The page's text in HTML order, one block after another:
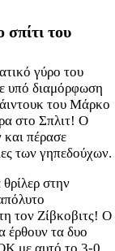
σπίτι του
γύρο του
υπό διαμόρφωση
του Μάρκο
στο Σπλιτ! Ο
πέρασε
των γηπεδούχων.
στην
τον Ζίβκοβιτς! Ο
έρθουν τα δυο
με αυτό το 3-0